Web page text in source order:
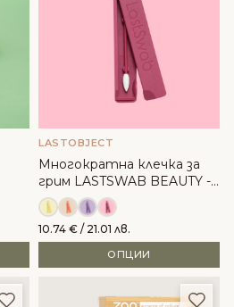
LASTOBJECT
Многократна клечка за
грим LASTSWAB BEAUTY -
LastObject
10.74 € / 21.01 лв.
ОПЦИИ
Добави в любими